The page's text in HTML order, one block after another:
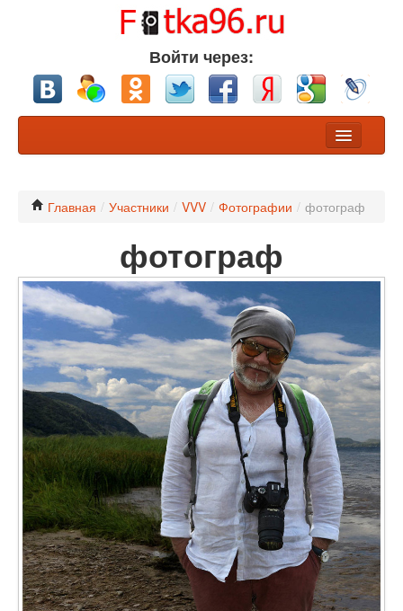
Войти через:
Конкурсы
Хочу обсуждения
Участники
Разделы
Nikon или Canon?
Профессионалы
Объявления
Добавить фото
Вход (регистрация)
Главная / Участники / VVV / Фотографии / фотограф
фотограф